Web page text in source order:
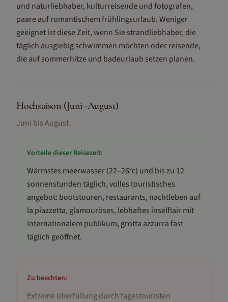
und naturliebhaber, kulturreisende und fotografen,
paare auf romantischem frühlingsurlaub.Weniger
geeignet ist diese Zeit, wenn Sie strandliebhaber, die
täglich ausgiebig schwimmen möchten oder reisende,
die auf sommerhitze und badeurlaub setzen planen.
Hochsaison (Juni–August)
Juni bis August
Vorteile dieser Reisezeit:
Wärmstes meerwasser (22–26°c) und bis zu 12
sonnenstunden täglich, volles touristisches
angebot: bootstouren, restaurants, nachtleben auf
la piazzetta, glamouröses, lebhaftes inselflair mit
internationalem publikum, grotta azzurra fast
täglich geöffnet.
Zu beachten:
Extreme überfüllung durch tagestouristen